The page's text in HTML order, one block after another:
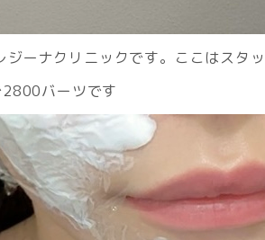
ジーナクリニックです。ここはスタ
バーツです